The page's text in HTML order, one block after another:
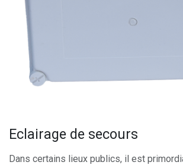
Eclairage de secours
Dans certains lieux publics, il est